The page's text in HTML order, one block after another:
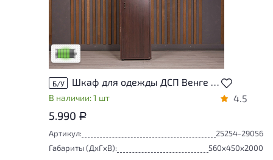
У товара присутствуют незначительные
следы эксплуатации, не влияющие на
удобство его использования
Низкая степень износа
Б/У Шкаф для одежды ДСП Венге Россия
В наличии: 1 шт 4.5
5.990 Р
Артикул:
25254-29056
Габариты (ДxГxВ):
560x450x2000